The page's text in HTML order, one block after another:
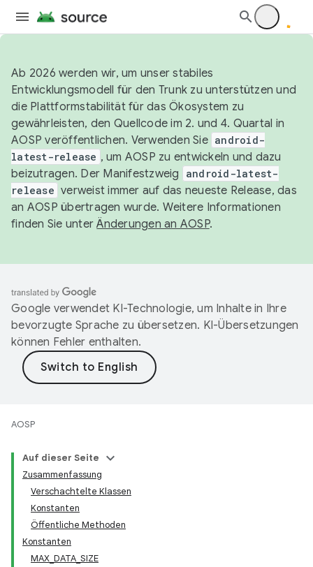
Ab 2026 werden wir, um unser stabiles
Entwicklungsmodell für den Trunk zu unterstützen und
die Plattformstabilität für das Ökosystem zu
gewährleisten, den Quellcode im 2. und 4. Quartal in
AOSP veröffentlichen. Verwenden Sie android-
latest-release , um AOSP zu entwickeln und dazu
beizutragen. Der Manifestzweig
android-latest-
release verweist immer auf das neueste Release, das
an AOSP übertragen wurde. Weitere Informationen
finden Sie unterÄnderungen an AOSP.
Google verwendet KI-Technologie, um Inhalte in Ihre
bevorzugte Sprache zu übersetzen. KI-Übersetzungen
können Fehler enthalten.
AOSP
Auf dieser Seite
Zusammenfassung
Verschachtelte Klassen
Konstanten
Öffentliche Methoden
Konstanten
MAX_DATA_SIZE